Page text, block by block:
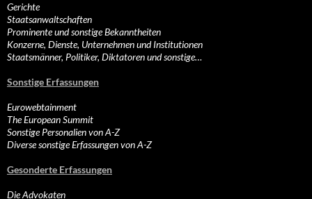
Gerichte
Staatsanwaltschaften
Prominente und sonstige Bekanntheiten
Konzerne, Dienste, Unternehmen und Institutionen
Staatsmänner, Politiker, Diktatoren und sonstige…
Sonstige Erfassungen
Eurowebtainment
The European Summit
Sonstige Personalien von A-Z
Diverse sonstige Erfassungen von A-Z
Gesonderte Erfassungen
Die Advokaten